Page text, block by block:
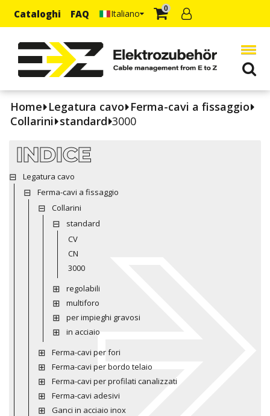
Cataloghi FAQ Italiano 0
Home Legatura cavo Ferma-cavi a fissaggio
Collarini standard 3000
INDICE
Legatura cavo
Ferma-cavi a fissaggio
Collarini
standard
CV
CN
3000
regolabili
multiforo
per impieghi gravosi
in acciaio
Ferma-cavi per fori
Ferma-cavi per bordo telaio
Ferma-cavi per profilati canalizzati
Ferma-cavi adesivi
Ganci in acciaio inox